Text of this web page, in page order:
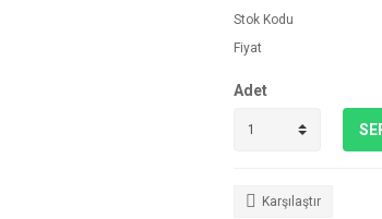
Stok Kodu
Fiyat
Adet
Karşılaştır